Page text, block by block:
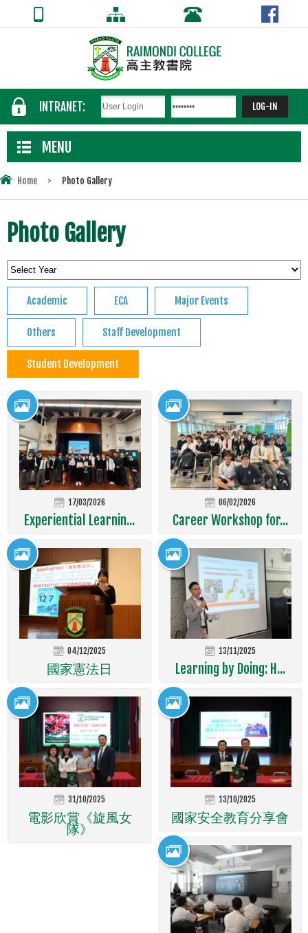
INTRANET:
MENU
Home > Photo Gallery
Photo Gallery
Academic ECA Major Events
Others Staff Development
Student Development
17/03/2026
Experiential Learnin...
06/02/2026
Career Workshop for...
04/12/2025
國家憲法日
13/11/2025
Learning by Doing: H...
31/10/2025
電影欣賞《旋風女
隊》
13/10/2025
國家安全教育分享會